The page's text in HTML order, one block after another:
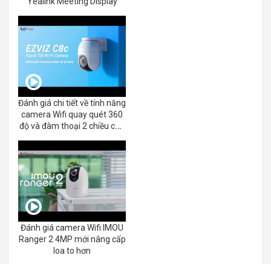
Đánh giá chi tiết về tính năng
camera Wifi quay quét 360
độ và đàm thoại 2 chiều của
Đánh giá camera Wifi IMOU
Ranger 2 4MP mới nâng cấp
loa to hơn